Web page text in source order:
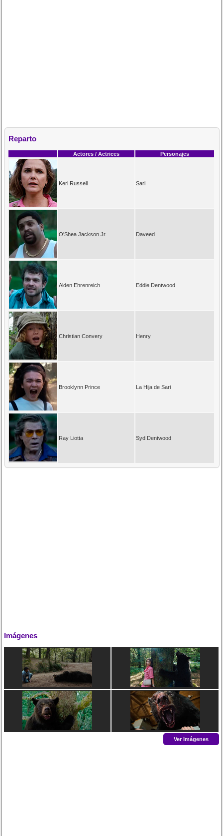
Reparto
Actores / Actrices Personajes
Keri Russell Sari
O'Shea Jackson Jr. Daveed
Alden Ehrenreich Eddie Dentwood
Christian Convery Henry
Brooklynn Prince La Hija de Sari
Ray Liotta Syd Dentwood
Imágenes
Ver Imágenes